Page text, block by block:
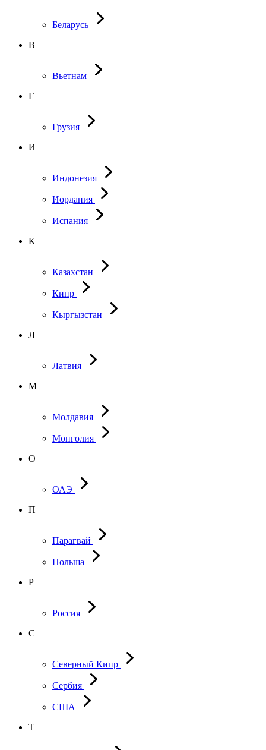
Беларусь
В
Вьетнам
Г
Грузия
И
Индонезия
Иордания
Испания
К
Казахстан
Кипр
Кыргызстан
Л
Латвия
М
Молдавия
Монголия
О
ОАЭ
П
Парагвай
Польша
Р
Россия
С
Северный Кипр
Сербия
США
Т